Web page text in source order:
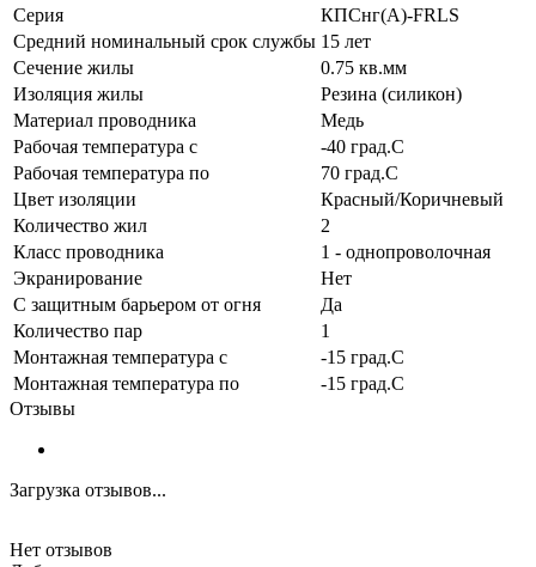
Серия
КПСнг(А)-FRLS
Средний номинальный срок службы 15 лет
Сечение жилы
0.75 кв.мм
Изоляция жилы
Резина (силикон)
Материал проводника
Медь
Рабочая температура с
-40 град.C
Рабочая температура по
70 град.C
Цвет изоляции
Красный/Коричневый
Количество жил
2
Класс проводника
1 - однопроволочная
Экранирование
Нет
С защитным барьером от огня
Да
Количество пар
1
Монтажная температура с
-15 град.C
Монтажная температура по
-15 град.C
Отзывы
Загрузка отзывов...
Нет отзывов